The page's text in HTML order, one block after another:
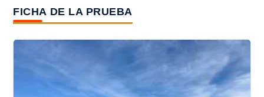
FICHA DE LA PRUEBA